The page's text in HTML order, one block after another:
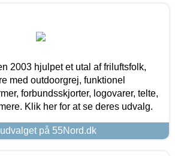
2003 hjulpet et utal af friluftsfolk,
med outdoorgrej, funktionel
forbundsskjorter, logovarer, telte,
Klik her for at se deres udvalg.
på 55Nord.dk